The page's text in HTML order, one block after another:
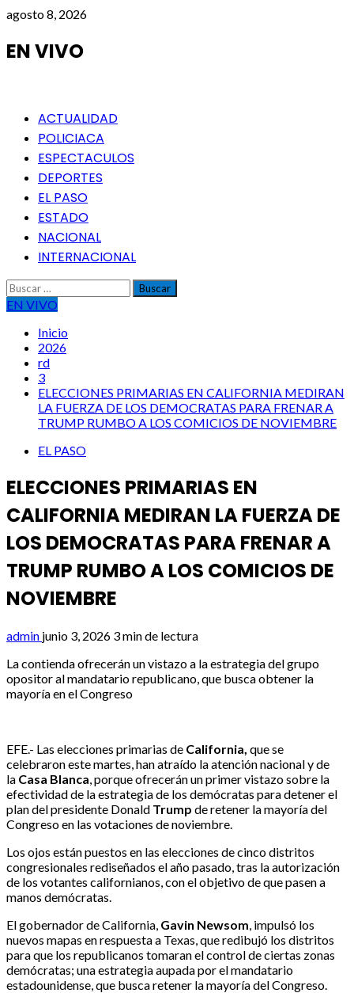
Saltar
contenido
agosto 8, 2026
EN VIVO
Menú
principal
ACTUALIDAD
POLICIACA
ESPECTACULOS
DEPORTES
EL PASO
ESTADO
NACIONAL
INTERNACIONAL
Buscar:
EN VIVO
Inicio
2026
rd
3
ELECCIONES PRIMARIAS EN CALIFORNIA MEDIRAN
LA FUERZA DE LOS DEMOCRATAS PARA FRENAR A
TRUMP RUMBO A LOS COMICIOS DE NOVIEMBRE
EL PASO
ELECCIONES PRIMARIAS EN
CALIFORNIA MEDIRAN LA FUERZA DE
LOS DEMOCRATAS PARA FRENAR A
TRUMP RUMBO A LOS COMICIOS DE
NOVIEMBRE
admin junio 3, 2026 3 min de lectura
La contienda ofrecerán un vistazo a la estrategia del grupo
opositor al mandatario republicano, que busca obtener la
mayoría en el Congreso
EFE.- Las elecciones primarias de California, que se
celebraron este martes, han atraído la atención nacional y de
la Casa Blanca , porque ofrecerán un primer vistazo sobre la
efectividad de la estrategia de los demócratas para detener el
plan del presidente Donald Trump de retener la mayoría del
Congreso en las votaciones de noviembre.
Los ojos están puestos en las elecciones de cinco distritos
congresionales rediseñados el año pasado, tras la autorización
de los votantes californianos, con el objetivo de que pasen a
manos demócratas.
El gobernador de California, Gavin Newsom , impulsó los
nuevos mapas en respuesta a Texas, que redibujó los distritos
para que los republicanos tomaran el control de ciertas zonas
demócratas; una estrategia aupada por el mandatario
estadounidense, que busca retener la mayoría del Congreso.